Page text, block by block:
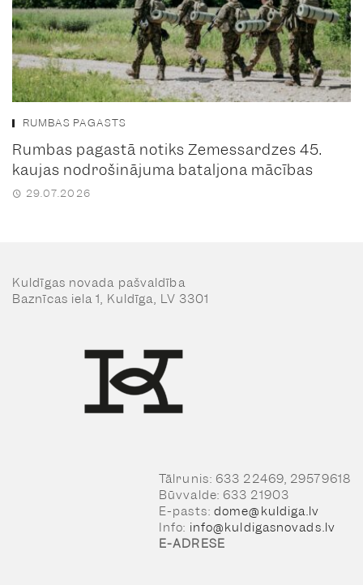
RUMBAS PAGASTS
Rumbas pagastā notiks Zemessardzes 45.
kaujas nodrošinājuma bataljona mācības
29.07.2026
Kuldīgas novada pašvaldība
Baznīcas iela 1, Kuldīga, LV 3301
Tālrunis: 633 22469, 29579618
Būvvalde: 633 21903
E-pasts: dome@kuldiga.lv
Info: info@kuldigasnovads.lv
E-ADRESE